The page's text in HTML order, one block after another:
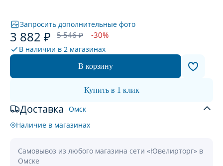
Запросить дополнительные фото
3 882 ₽ 5 546 ₽ -30%
В наличии в 2 магазинах
В корзину
Купить в 1 клик
Доставка Омск
Наличие в магазинах
Самовывоз из любого магазина сети «Ювелирторг» в
Омске